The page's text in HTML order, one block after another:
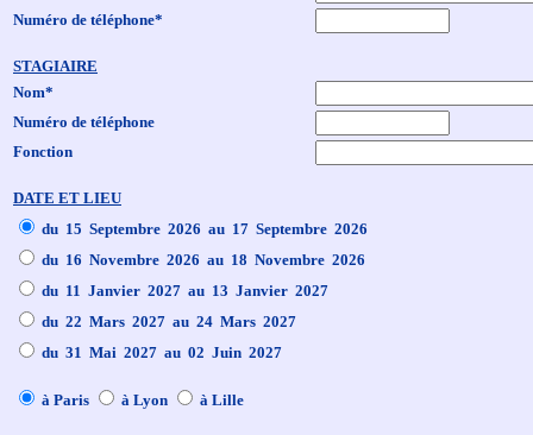
Numéro de téléphone*
STAGIAIRE
Nom*
Numéro de téléphone
Fonction
DATE ET LIEU
du 15 Septembre 2026 au 17 Septembre 2026
du 16 Novembre 2026 au 18 Novembre 2026
du 11 Janvier 2027 au 13 Janvier 2027
du 22 Mars 2027 au 24 Mars 2027
du 31 Mai 2027 au 02 Juin 2027
à Paris à Lyon à Lille